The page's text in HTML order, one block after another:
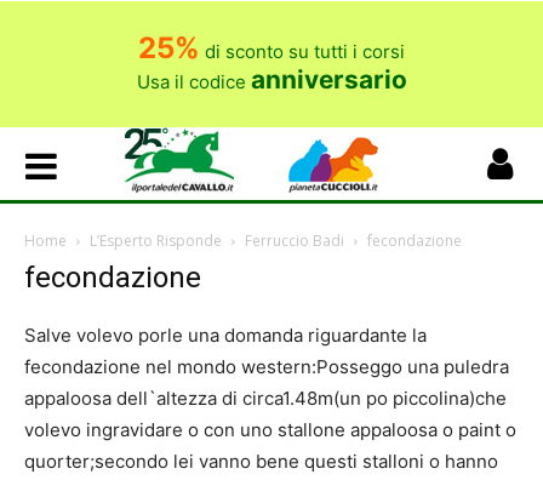
25% di sconto su tutti i corsi
Usa il codice anniversario
Home L’Esperto Risponde Ferruccio Badi fecondazione
fecondazione
Salve volevo porle una domanda riguardante la
fecondazione nel mondo western:Posseggo una puledra
appaloosa dell`altezza di circa1.48m(un po piccolina)che
volevo ingravidare o con uno stallone appaloosa o paint o
quorter;secondo lei vanno bene questi stalloni o hanno